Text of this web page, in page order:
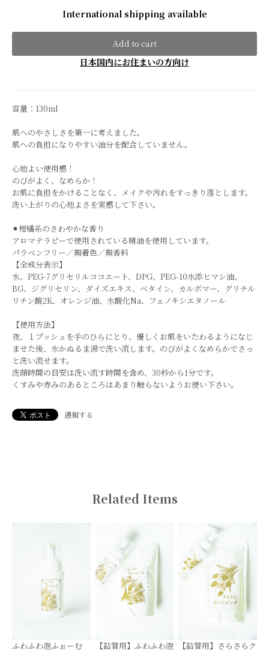
International shipping available
Add to cart
日本国内にお住まいの方向け
容量：130ml
肌へのやさしさを第一に考えました。
肌への負担になりやすい油分を配合していません。
心地よい使用感！
のびがよく、なめらか！
お肌に負担をかけることなく、メイクや汚れをすっきり落とします。
洗い上がりの心地よさを実感して下さい。
⚫︎柑橘系のさわやかな香り
アロマテラピーで使用されている精油を使用しています。
パラベンフリー／無着色／無香料
【全成分表示】
水、PEG-7グリセリルココエート、DPG、PEG-10水添ヒマシ油、
BG、ジグリセリン、ダイズエキス、ベタイン、カルボマー、グリチル
リチン酸2K、オレンジ油、水酸化Na、フェノキシエタノール
【使用方法】
夜、１プッシュを手のひらにとり、優しくお肌をいたわるようになじ
ませた後、水かぬるま湯で洗い流します。のびがよくなめらかでさっ
と洗い流せます。
洗顔時間の目安は洗い流す時間を含め、30秒から1分です。
くすみや赤みのあるところはあまり触らないようお使い下さい。
通報する
Related Items
ふわふわ泡ふぉーむ 【詰替用】ふわふわ泡 【詰替用】さらさらク